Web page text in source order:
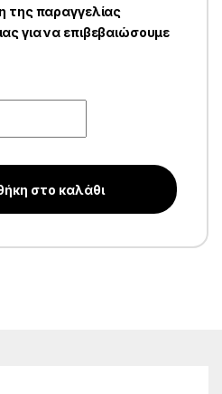
της παραγγελίας
για να επιβεβαιώσουμε
στο καλάθι